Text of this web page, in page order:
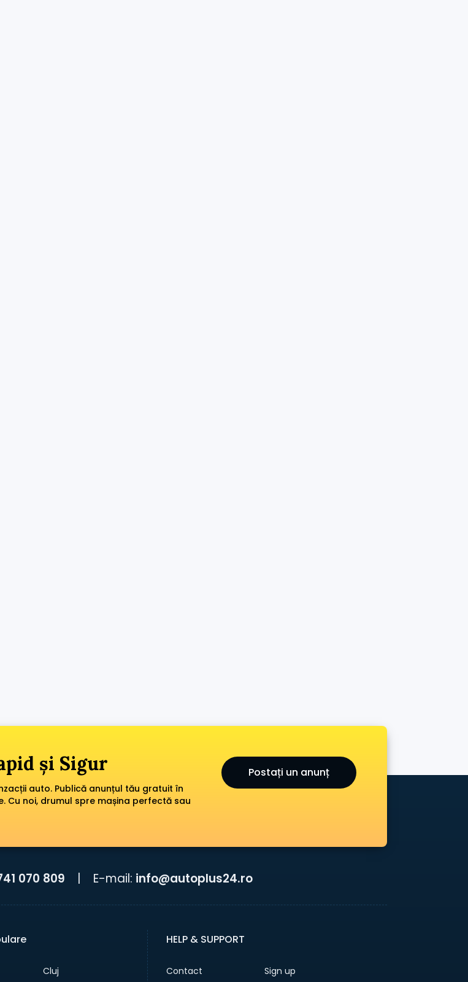
și Sigur
auto. Publică anunțul tău gratuit în
Cu noi, drumul spre mașina perfectă sau
Postați un anunț
070 809 E-mail: info@autoplus24.ro
Cluj
HELP & SUPPORT
Contact Sign up